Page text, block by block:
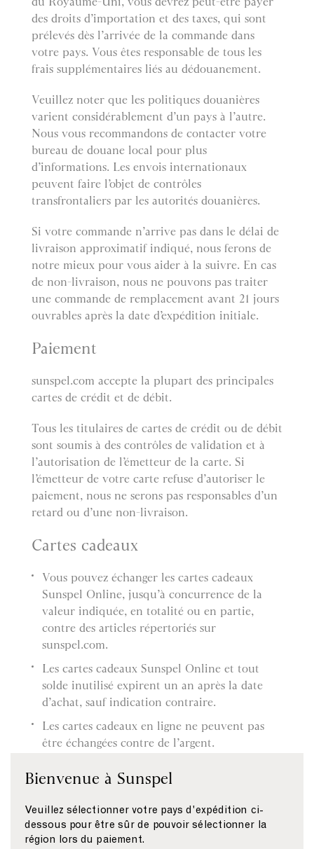
des droits d’importation et des taxes, qui sont
prélevés dès l’arrivée de la commande dans
votre pays. Vous êtes responsable de tous les
frais supplémentaires liés au dédouanement.
Veuillez noter que les politiques douanières
varient considérablement d’un pays à l’autre.
Nous vous recommandons de contacter votre
bureau de douane local pour plus
d’informations. Les envois internationaux
peuvent faire l’objet de contrôles
transfrontaliers par les autorités douanières.
Si votre commande n’arrive pas dans le délai de
livraison approximatif indiqué, nous ferons de
notre mieux pour vous aider à la suivre. En cas
de non-livraison, nous ne pouvons pas traiter
une commande de remplacement avant 21 jours
ouvrables après la date d’expédition initiale.
Paiement
sunspel.com accepte la plupart des principales
cartes de crédit et de débit.
Tous les titulaires de cartes de crédit ou de débit
sont soumis à des contrôles de validation et à
l’autorisation de l’émetteur de la carte. Si
l’émetteur de votre carte refuse d’autoriser le
paiement, nous ne serons pas responsables d’un
retard ou d’une non-livraison.
Cartes cadeaux
Vous pouvez échanger les cartes cadeaux
Sunspel Online, jusqu’à concurrence de la
valeur indiquée, en totalité ou en partie,
contre des articles répertoriés sur
sunspel.com.
Les cartes cadeaux Sunspel Online et tout
solde inutilisé expirent un an après la date
d’achat, sauf indication contraire.
Les cartes cadeaux en ligne ne peuvent pas
être échangées contre de l’argent.
des commandes futures.
Si le montant de votre commande dépasse la
valeur de la carte cadeau en ligne, la
différence doit être réglée par un autre moyen
Bienvenue à Sunspel
Veuillez sélectionner votre pays d'expédition ci-
dessous pour être sûr de pouvoir sélectionner la
région lors du paiement.